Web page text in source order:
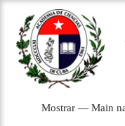
Main
Mostrar — Main